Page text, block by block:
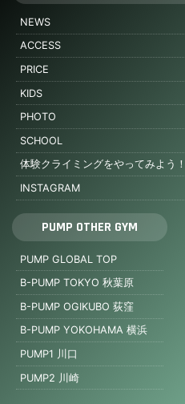
NEWS
ACCESS
PRICE
KIDS
PHOTO
SCHOOL
体験クライミングをやってみよう！
INSTAGRAM
PUMP OTHER GYM
PUMP GLOBAL TOP
B-PUMP TOKYO 秋葉原
B-PUMP OGIKUBO 荻窪
B-PUMP YOKOHAMA 横浜
PUMP1 川口
PUMP2 川崎